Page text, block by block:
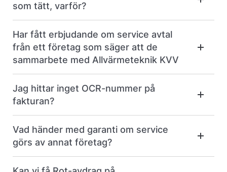
som tätt, varför?
Har fått erbjudande om service avtal
från ett företag som säger att de
sammarbete med Allvärmeteknik KVV
Jag hittar inget OCR-nummer på
fakturan?
Vad händer med garanti om service
görs av annat företag?